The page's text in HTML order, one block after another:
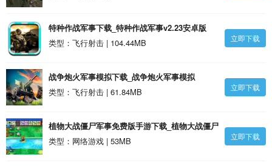
特种作战军事下载_特种作战军事v2.23安卓版
类型：飞行射击 | 104.44MB
立即下载
战争炮火军事模拟下载_战争炮火军事模拟
v1.2.20安卓版
类型：飞行射击 | 61.84MB 立即下载
植物大战僵尸军事免费版手游下载_植物大战僵尸
军事免费版v1.2安卓版
类型：网络游戏 | 53MB 立即下载